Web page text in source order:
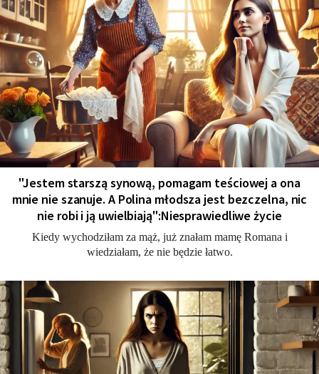
"Jestem starszą synową, pomagam teściowej a ona
mnie nie szanuje. A Polina młodsza jest bezczelna, nic
nie robi i ją uwielbiają":Niesprawiedliwe życie
Kiedy wychodziłam za mąż, już znałam mamę Romana i
wiedziałam, że nie będzie łatwo.